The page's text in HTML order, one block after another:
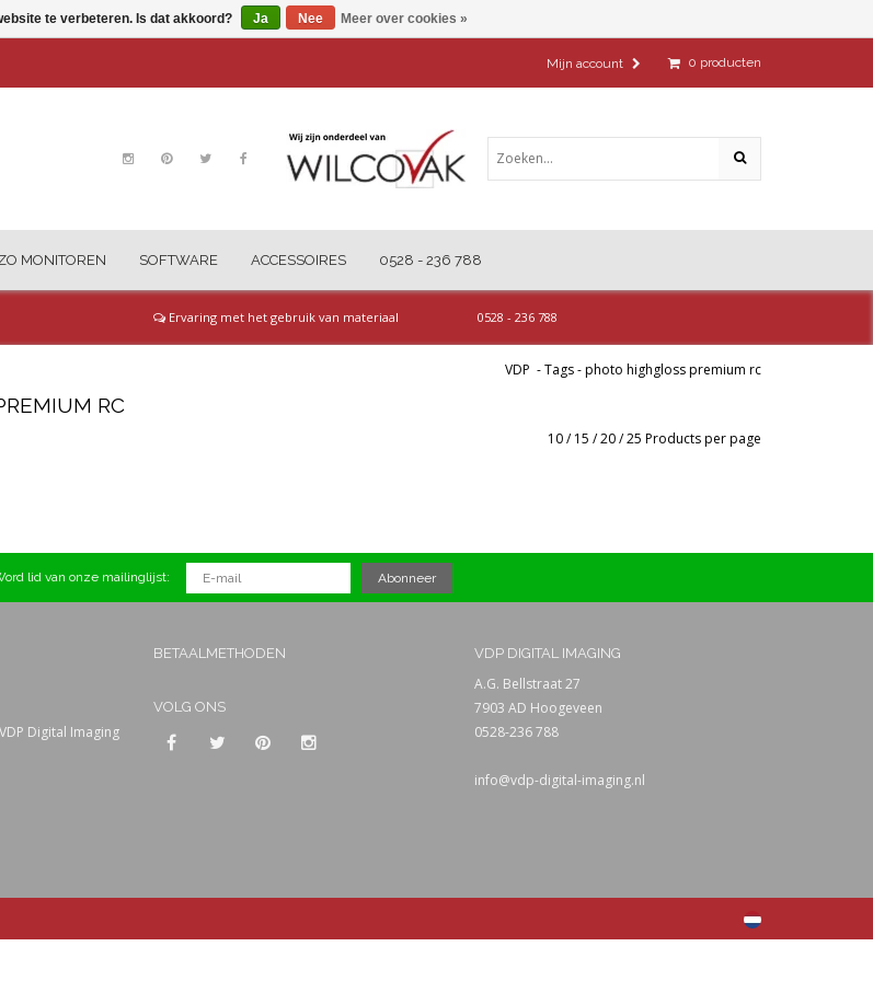
0 producten
Mijn account
MONITOREN SOFTWARE ACCESSOIRES 0528 - 236 788
Ervaring met het gebruik van materiaal 0528 - 236 788
VDP -Tags-photo highgloss premium rc
RC
10/15 /20/25 Products per page
lid van onze mailinglijst:
Digital Imaging
BETAALMETHODEN
VOLG ONS
VDP DIGITAL IMAGING
A.G. Bellstraat 27
7903 AD Hoogeveen
0528-236 788
info@vdp-digital-imaging.nl
te verbeteren. Is dat akkoord? Ja Nee Meer over cookies »